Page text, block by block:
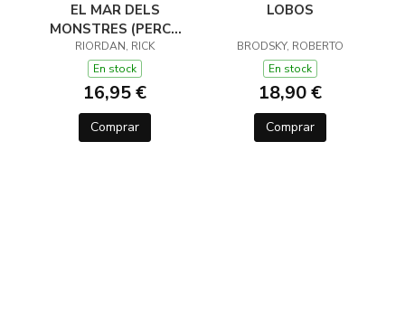
EL MAR DELS
MONSTRES (PERCY
JACKSON I ELS DÉUS
DE L'OLIMP 2)
RIORDAN, RICK
En stock
16,95 €
Comprar
LOBOS
BRODSKY, ROBERTO
En stock
18,90 €
Comprar